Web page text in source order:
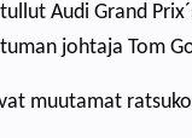
Audi Grand
johtaja Tom
muutamat